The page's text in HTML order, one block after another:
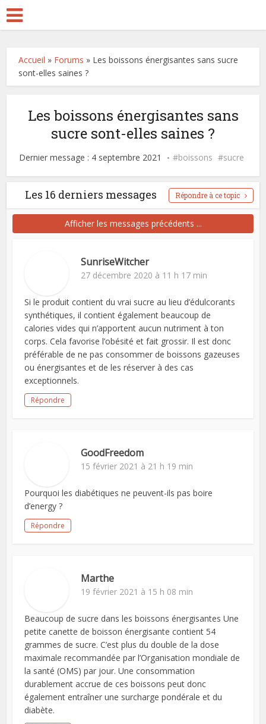
Accueil » Forums » Les boissons énergisantes sans sucre
sont-elles saines ?
Les boissons énergisantes sans
sucre sont-elles saines ?
Dernier message : 4 septembre 2021 boissons sucre
Les 16 derniers messages Répondre à ce topic
Afficher les messages précédents ...
SunriseWitcher
27 décembre 2020 à 11 h 17 min
Si le produit contient du vrai sucre au lieu d’édulcorants
synthétiques, il contient également beaucoup de
calories vides qui n’apportent aucun nutriment à ton
corps. Cela favorise l’obésité et fait grossir. Il est donc
préférable de ne pas consommer de boissons gazeuses
ou énergisantes et de les réserver à des cas
exceptionnels.
Répondre
GoodFreedom
15 février 2021 à 21 h 19 min
Pourquoi les diabétiques ne peuvent-ils pas boire
d’energy ?
Répondre
Marthe
19 février 2021 à 15 h 08 min
Beaucoup de sucre dans les boissons énergisantes Une
petite canette de boisson énergisante contient 54
grammes de sucre. C’est plus du double de la dose
maximale recommandée par l’Organisation mondiale de
la santé (OMS) par jour. Une consommation
durablement accrue de ces boissons peut donc
également entraîner une surcharge pondérale et du
diabète.